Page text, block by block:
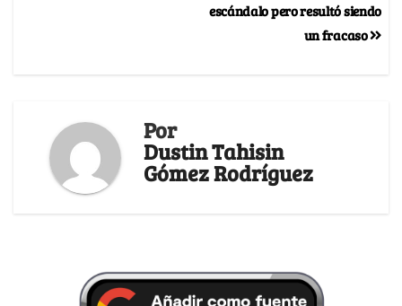
escándalo pero resultó siendo
un fracaso
Por
Dustin Tahisin
Gómez Rodríguez